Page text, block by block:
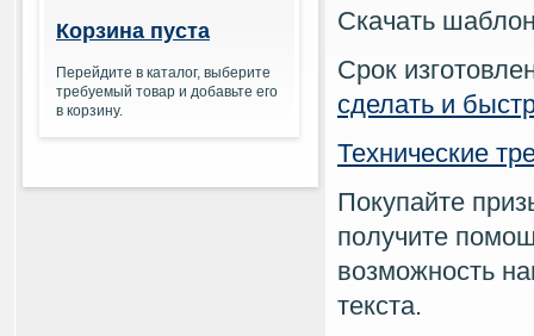
Корзина пуста
Перейдите в каталог, выберите
требуемый товар и добавьте его
в корзину.
Скачать
Срок
сделать и
Технические
Покупайте
получите
возможность
текста.